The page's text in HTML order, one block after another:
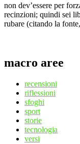
non dev’essere per
recinzioni; quindi sei
rubare (citando la
macro aree
recensioni
riflessioni
sfoghi
sport
storie
tecnologia
versi